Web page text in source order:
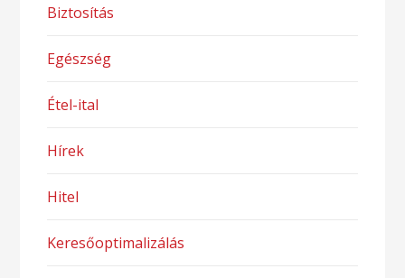
Biztosítás
Egészség
Étel-ital
Hírek
Hitel
Keresőoptimalizálás